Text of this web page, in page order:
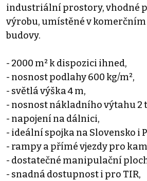
industriální prostory, vhodné
výrobu, umístěné v komerčním
budovy.
- 2000 m² k dispozici ihned,
- nosnost podlahy 600 kg/m²,
- světlá výška 4 m,
- nosnost nákladního výtahu 2
- napojení na dálnici,
- ideální spojka na Slovensko i
- rampy a přímé vjezdy pro
- dostatečné manipulační
- snadná dostupnost i pro TIR,